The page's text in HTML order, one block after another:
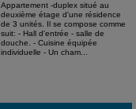
Appartement -duplex situé au
deuxième étage d'une résidence
de 3 unités. Il se compose comme
suit: - Hall d'entrée - salle de
douche. - Cuisine équipée
individuelle - Un cham...